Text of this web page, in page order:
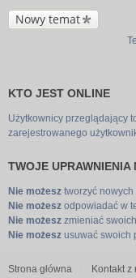
Nowy temat
KTO JEST ONLINE
Użytkownicy przeglądający
zarejestrowanego
TWOJE UPRAWNIENIA
Nie możesz tworzyć nowych
Nie możesz odpowiadać w
Nie możesz zmieniać
Nie możesz usuwać swoich
Strona główna Kontakt z